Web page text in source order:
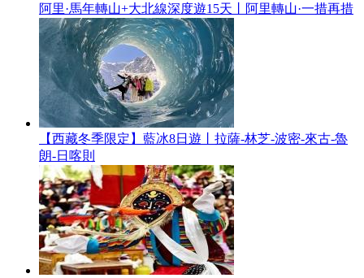
阿里·馬年轉山+大北線深度遊15天丨阿里轉山·一措再措
【西藏冬季限定】藍冰8日遊丨拉薩-林芝-波密-來古-魯
朗-日喀則